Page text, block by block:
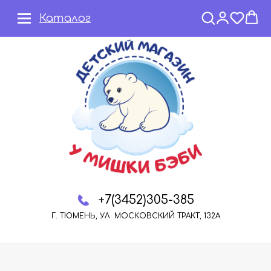
+7(3452)305-385
Г. ТЮМЕНЬ, УЛ. МОСКОВСКИЙ ТРАКТ, 132А
Каталог